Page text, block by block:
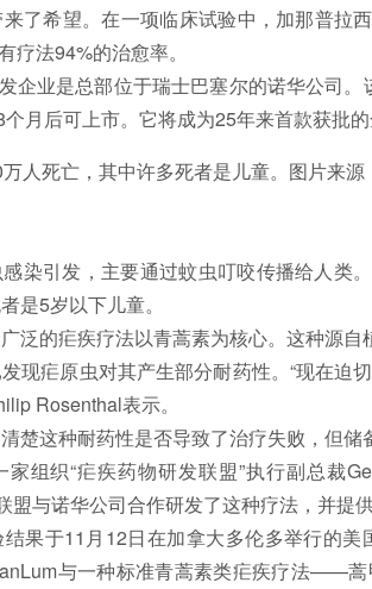
了希望。在一项临床试验中，加那普拉
疗法94%的治愈率。
业是总部位于瑞士巴塞尔的诺华公司。
月后可上市。它将成为25年来首款获批的
人死亡，其中许多死者是儿童。图片来
引发，主要通过蚊虫叮咬传播给人类
是5岁以下儿童。
的疟疾疗法以青蒿素为核心。这种源自
现疟原虫对其产生部分耐药性。“现在迫
Rosenthal表示。
这种耐药性是否导致了治疗失败，但储
组织“疟疾药物研发联盟”执行副总裁
盟与诺华公司合作研发了这种疗法，并提
于11月12日在加拿大多伦多举行的美
与一种标准青蒿素类疟疾疗法——